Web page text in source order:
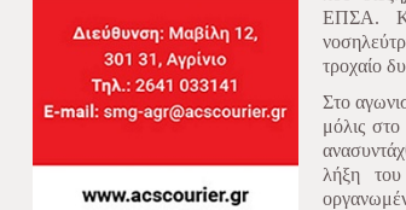
ΕΠΣΑ.
τροχαίο
Στο
μόλις
λήξη